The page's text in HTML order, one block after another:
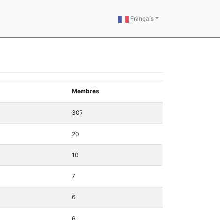
Français
Membres
307
20
10
7
6
6